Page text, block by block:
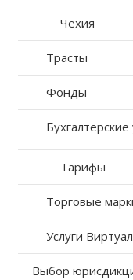
Чехия
Трасты
Фонды
Бухгалтерские
Тарифы
Торговые
Услуги
Выбор